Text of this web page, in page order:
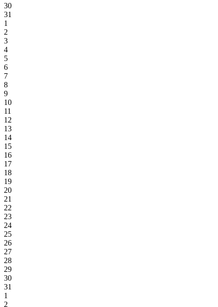
30
31
1
2
3
4
5
6
7
8
9
10
11
12
13
14
15
16
17
18
19
20
21
22
23
24
25
26
27
28
29
30
31
1
2